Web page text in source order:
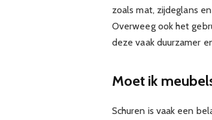
zoals mat, zijdeglans
Overweeg ook het
deze vaak duurzamer
Moet ik
Schuren is vaak een